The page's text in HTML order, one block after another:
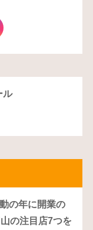
ル
の年に開業の
の注目店7つを